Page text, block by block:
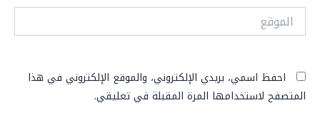
الموقع
احفظ اسمي، بريدي الإلكتروني، والموقع الإلكتروني في هذا
المتصفح لاستخدامها المرة المقبلة في تعليقي.